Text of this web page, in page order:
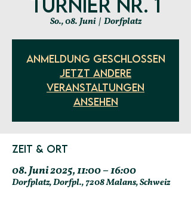
So., 08. Juni
  |
Dorfplatz
Anmeldung geschlossen
Jetzt andere
Veranstaltungen
ansehen
Zeit & Ort
08. Juni 2025, 11:00 – 16:00
Dorfplatz, Dorfpl., 7208 Malans, Schweiz